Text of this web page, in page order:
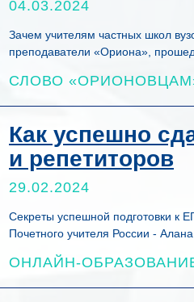
04.03.2024
Зачем учителям частных школ
преподаватели «Ориона»,
СЛОВО
Как успешно
и репетиторов
29.02.2024
Секреты успешной подготовки к
Почетного учителя России -
ОНЛАЙН-